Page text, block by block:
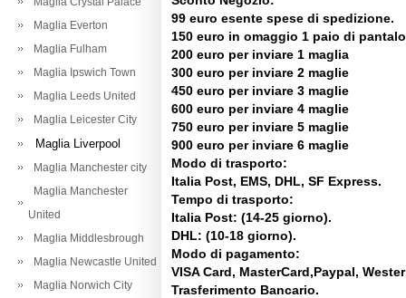
Maglia Everton
Maglia Fulham
Maglia Ipswich Town
Maglia Leeds United
Maglia Leicester City
Maglia Liverpool
Maglia Manchester city
Maglia Manchester
United
Maglia Middlesbrough
Maglia Newcastle United
Maglia Norwich City
99 euro esente spese di spedizione.
150 euro in omaggio 1 paio di
200 euro per inviare 1 maglia
300 euro per inviare 2 maglie
450 euro per inviare 3 maglie
600 euro per inviare 4 maglie
750 euro per inviare 5 maglie
900 euro per inviare 6 maglie
Modo di trasporto:
Italia Post, EMS, DHL, SF Express.
Tempo di trasporto:
Italia Post: (14-25 giorno).
DHL: (10-18 giorno).
Modo di pagamento:
VISA Card, MasterCard,Paypal,
Trasferimento Bancario.